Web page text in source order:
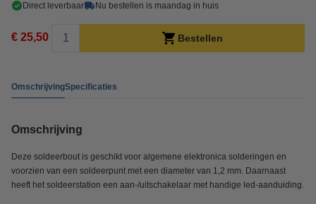
Direct leverbaar Nu bestellen is maandag in huis
€ 25,50 Bestellen
OmschrijvingSpecificaties
Omschrijving
Deze soldeerbout is geschikt voor algemene elektronica solderingen en
voorzien van een soldeerpunt met een diameter van 1,2 mm. Daarnaast
heeft het soldeerstation een aan-/uitschakelaar met handige led-aanduiding.